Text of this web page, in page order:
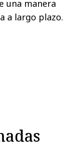
una manera
a largo plazo.